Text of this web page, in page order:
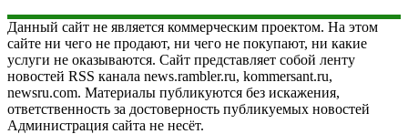
Данный сайт не является коммерческим проектом. На этом
сайте ни чего не продают, ни чего не покупают, ни какие
услуги не оказываются. Сайт представляет собой ленту
новостей RSS канала news.rambler.ru, kommersant.ru,
newsru.com. Материалы публикуются без искажения,
ответственность за достоверность публикуемых новостей
Администрация сайта не несёт.